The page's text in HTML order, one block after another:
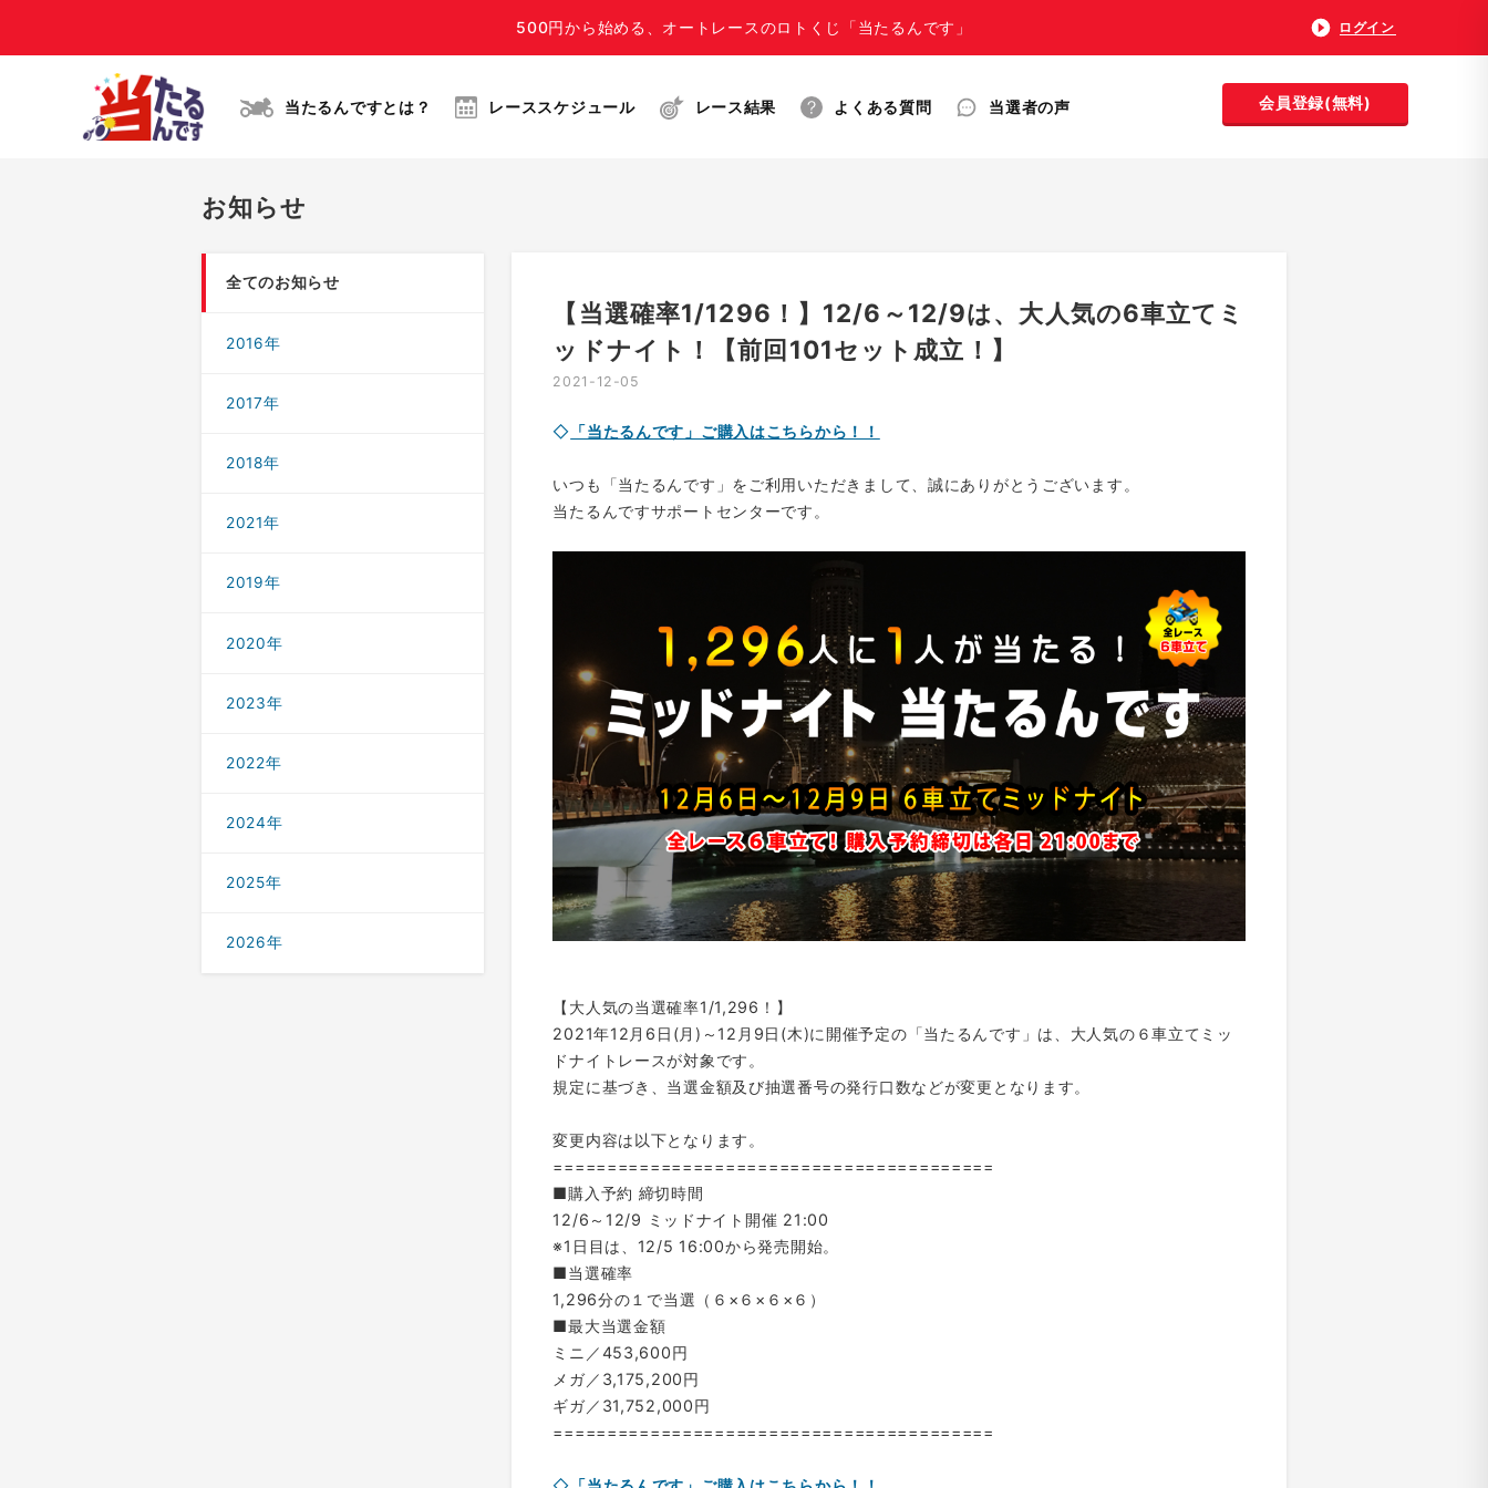
500円から始める、オートレースのロトくじ「当たるんです」 ログイン
当たるんですとは？ レーススケジュール レース結果 よくある質問 当選者の声 会員登録(無料)
お知らせ
【当選確率1/1296！】12/6～12/9は、大人気の6車立てミ
ッドナイト！【前回101セット成立！】
2021-12-05
◇ 「当たるんです」ご購入はこちらから！！
いつも「当たるんです」をご利用いただきまして、誠にありがとうございます。
当たるんですサポートセンターです。
【大人気の当選確率1/1,296！】
2021年12月6日(月)～12月9日(木)に開催予定の「当たるんです」は、大人気の６車立てミッ
ドナイトレースが対象です。
規定に基づき、当選金額及び抽選番号の発行口数などが変更となります。
変更内容は以下となります。
=========================================
■購入予約 締切時間
12/6～12/9 ミッドナイト開催 21:00
※1日目は、12/5 16:00から発売開始。
■当選確率
1,296分の１で当選（６×６×６×６）
■最大当選金額
ミニ／453,600円
メガ／3,175,200円
ギガ／31,752,000円
=========================================
全てのお知らせ
2016年
2017年
2018年
2021年
2019年
2020年
2023年
2022年
2024年
2025年
2026年